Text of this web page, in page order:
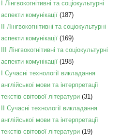
I Лінгвокогнітивні та соціокультурні
аспекти комунікації(187)
IІ Лінгвокогнітивні та соціокультурні
аспекти комунікації(169)
IІI Лінгвокогнітивні та соціокультурні
аспекти комунікації(198)
I Cучасні технології викладання
англійської мови та інтерпретації
текстів світової літератури(31)
II Cучасні технології викладання
англійської мови та інтерпретації
текстів світової літератури(19)